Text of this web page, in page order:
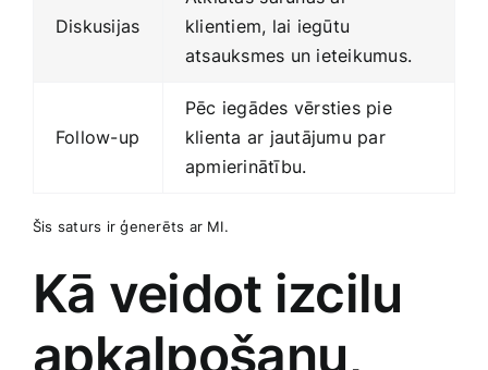
Diskusijas
klientiem, lai iegūtu
atsauksmes un ieteikumus.
Follow-up
Pēc iegādes‍ vērsties pie
klienta ar jautājumu par
apmierinātību.
Šis saturs ir ģenerēts ar MI.
Kā veidot izcilu
apkalpošanu,